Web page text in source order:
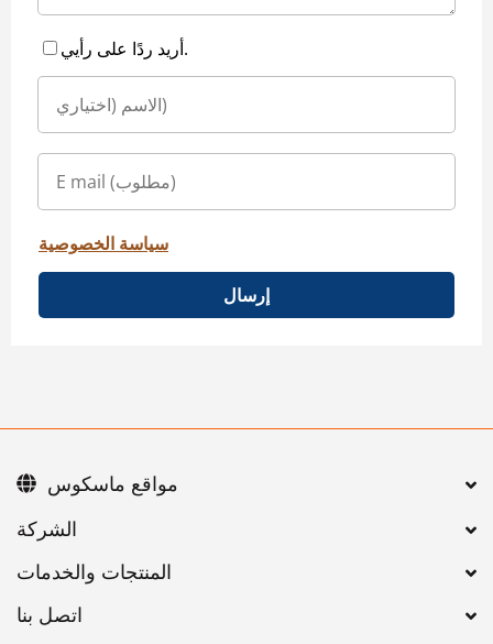
أريد ردًا على رأيي.
سياسة الخصوصية
إرسال
اتصل بنا
مواقع ماسكوس